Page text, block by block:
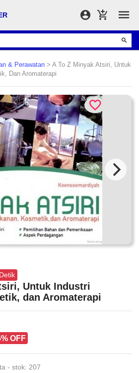
& Perawatan > A To Z Minyak Atsiri, Untuk
Dan Aromaterapi
Detik
Untuk Industri
dan Aromaterapi
OFF
- stok: 207